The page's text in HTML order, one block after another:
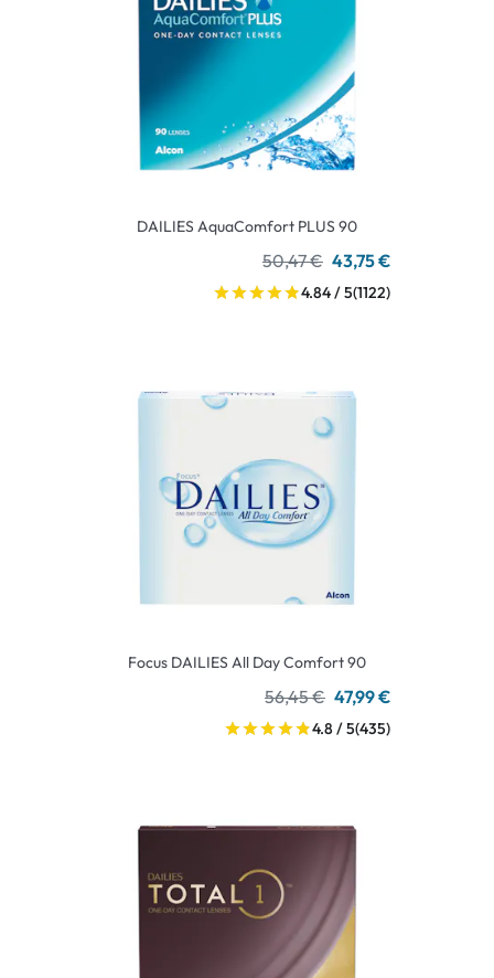
DAILIES AquaComfort PLUS 90
50,47 € 43,75 €
4.84 / 5(1122)
Focus DAILIES All Day Comfort 90
56,45 € 47,99 €
4.8 / 5(435)